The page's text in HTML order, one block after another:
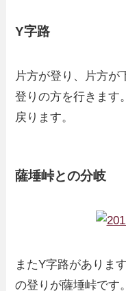
Y字路
片方が登り、片方が
登りの方を行きます
戻ります。
薩埵峠との分岐
またY字路がありま
の登りが薩埵峠です